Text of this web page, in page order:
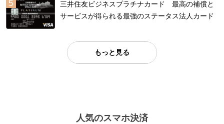
三井住友ビジネスプラチナカード 最高の補償と
サービスが得られる最強のステータス法人カード
もっと見る
人気のスマホ決済